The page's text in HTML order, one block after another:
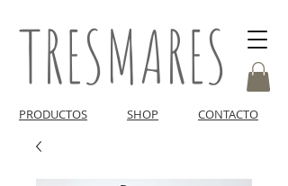
TRESMARES
PRODUCTOS SHOP CONTACTO